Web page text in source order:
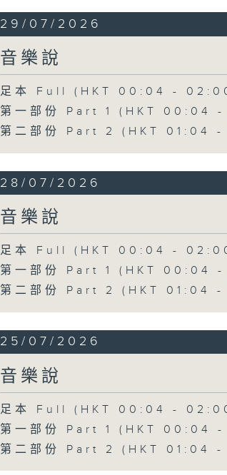
29/07/2026
音樂說
足本 Full (HKT 00:04 -
第一部份 Part 1 (HKT 00:04
第二部份 Part 2 (HKT 01:04
28/07/2026
音樂說
足本 Full (HKT 00:04 -
第一部份 Part 1 (HKT 00:04
第二部份 Part 2 (HKT 01:04
25/07/2026
音樂說
足本 Full (HKT 00:04 -
第一部份 Part 1 (HKT 00:04
第二部份 Part 2 (HKT 01:04